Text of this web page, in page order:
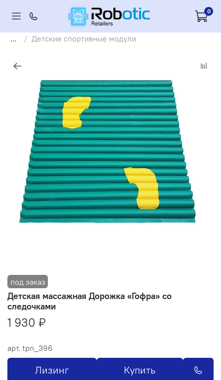
0
... Детские спортивные модули
арт. tpn_396
Детская массажная Дорожка «Гофра» со
следочками
1 930 ₽
Лизинг Купить